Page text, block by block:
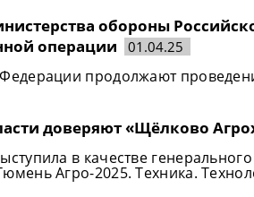
обороны
операции
01.04.25
продолжают
доверяют «Щёлково
в качестве генерального
Агро-2025. Техника.